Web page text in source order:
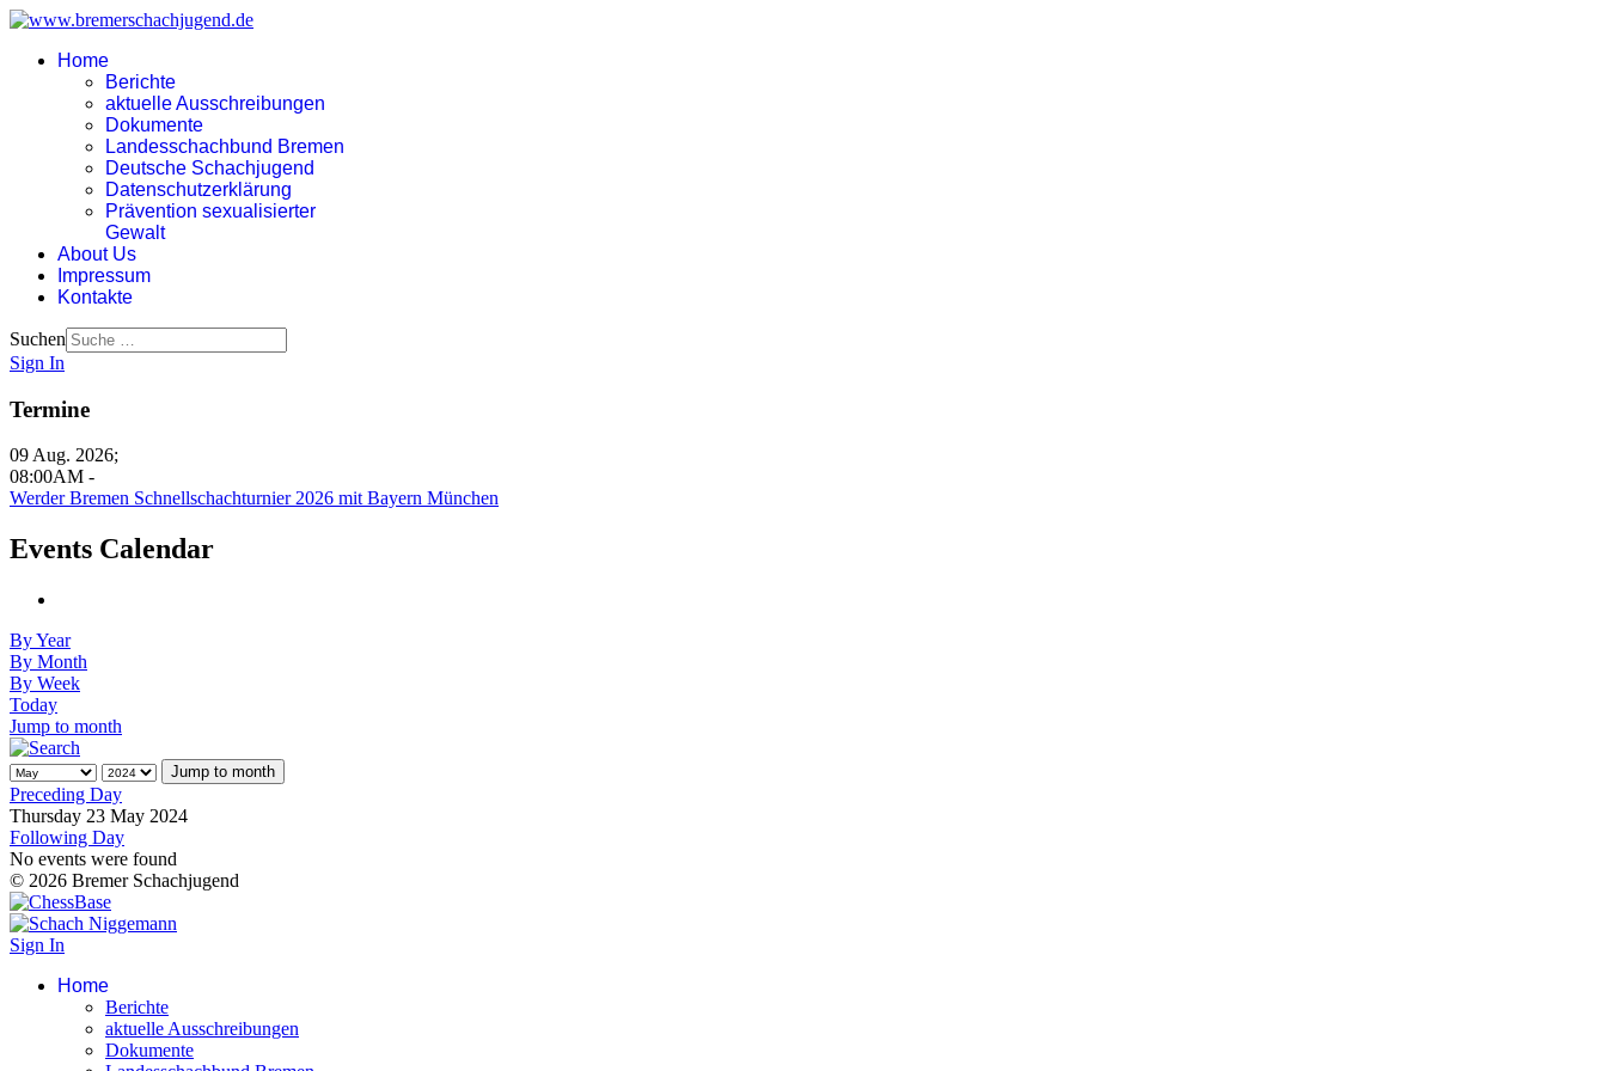
Home
Berichte
aktuelle Ausschreibungen
Dokumente
Landesschachbund Bremen
Deutsche Schachjugend
Datenschutzerklärung
Prävention sexualisierter
Gewalt
About Us
Impressum
Kontakte
Suchen
Sign In
Termine
09 Aug. 2026;
08:00AM -
Werder Bremen Schnellschachturnier 2026 mit Bayern München
Events Calendar
By Year
By Month
By Week
Today
Jump to month
Jump to month
Preceding Day
Thursday 23 May 2024
Following Day
No events were found
© 2026 Bremer Schachjugend
Sign In
Home
Berichte
aktuelle Ausschreibungen
Dokumente